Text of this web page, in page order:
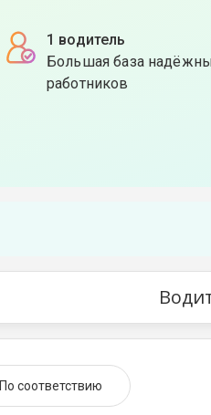
1 водитель
Большая база
работников
По соответствию